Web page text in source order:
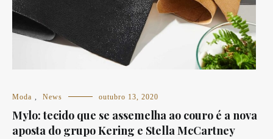
Moda , News outubro 13, 2020
Mylo: tecido que se assemelha ao couro é a nova
aposta do grupo Kering e Stella McCartney